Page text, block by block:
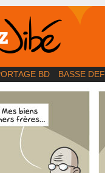
BD | Illustration | Blog
BD BASSE DEF